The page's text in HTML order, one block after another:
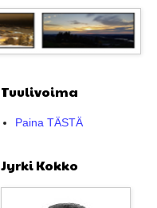
Tuulivoima
Paina TÄSTÄ
Jyrki Kokko